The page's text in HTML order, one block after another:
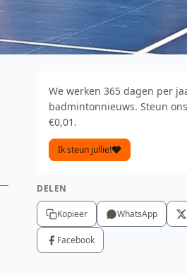
We werken 365 dagen per
badmintonnieuws. Steun
€0,01.
Ik steun jullie!
DELEN
Kopieer WhatsApp
Facebook